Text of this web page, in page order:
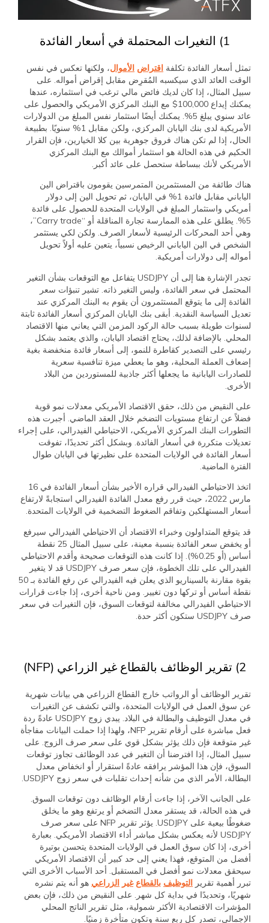
1) التغيرات المحتملة في أسعار الفائدة
تمثل أسعار الفائدة تكلفة اقتراض الأموال، ولكنها تعكس في نفس
الوقت العائد الذي سيكسبه المُقرِض مقابل إقراض أمواله. على
سبيل المثال، إذا كان لديك فائض مالي ترغب في استثماره، عندها
يمكنك إيداع 100,000$ مع البنك المركزي الأمريكي والحصول على
عائد سنوي يبلغ 5%. يمكنك أيضًا استثمار نفس المبلغ من الدولارات
الأمريكية لدى بنك اليابان المركزي، ولكن مقابل 1% سنويًا. بطبيعة
الحال، إذا لم تكن هناك فروق جوهرية بين كلا الخيارين، فإن القرار
الحكيم في هذه الحالة هو استثمار أموالك مع البنك المركزي
الأمريكي لأنك ببساطة ستحصل على عائد أكبر.
هناك طائفة من المستثمرين المتمرسين يقومون باقتراض الين
الياباني مقابل فائدة 1% في اليابان، ثم تحويل الين إلى دولار
أمريكي واستثمار المبلغ في الولايات المتحدة للحصول على فائدة
5%. يطلق على هذه الممارسة تجارة المناقلة أو “Carry trade”،
وهي أحد المحركات الرئيسية لأسعار الصرف. ولكن لكي يستثمر
الشخص في الين الياباني الرخيص نسبياً، يتعين عليه أولاً تحويل
أمواله إلى دولارات أمريكية.
تجدر الإشارة هنا إلى أن USDJPY يتفاعل مع التوقعات بشأن التغير
المحتمل في سعر الفائدة، وليس التغير ذاته. تشير تنبؤات سعر
الفائدة إلى ما يتوقع المستثمرون أن يقوم به البنك المركزي عند
تعديل السياسة النقدية. أبقى بنك اليابان المركزي أسعار الفائدة ثابتة
لسنوات طويلة بسبب حالة الركود المزمن التي يعاني منها الاقتصاد
المحلي. بالإضافة لذلك، يحتاج اقتصاد اليابان، والذي يعتمد بشكل
رئيسي على التصدير كقاطرة للنمو، إلى أسعار فائدة منخفضة بغية
إضعاف العملة المحلية، وهو ما يعطي ميزة تنافسية سعرية
للصادرات اليابانية ما يجعلها أكثر جاذبية للمستوردين من البلاد
الأخرى.
على النقيض من ذلك، حقق الاقتصاد الأمريكي معدلات نمو قوية
فضلاً عن ارتفاع مستويات التضخم خلال العقد الماضي. أجبرت هذه
التطورات البنك المركزي الأمريكي، الاحتياطي الفيدرالي، على إجراء
تعديلات متكررة في أسعار الفائدة. وبشكل أكثر تحديدًا، تفوقت
أسعار الفائدة في الولايات المتحدة على نظيرتها في اليابان طوال
الفترة الماضية.
اتخذ الاحتياطي الفيدرالي قراره الأخير بشأن أسعار الفائدة في 16
مارس 2022، حيث قرر رفع معدل الفائدة الفيدرالي استجابةً لارتفاع
أسعار المستهلكين وتفاقم الضغوط التضخمية في الولايات المتحدة.
قد يتوقع المتداولون وخبراء الاقتصاد أن الاحتياطي الفيدرالي سيرفع
أو يخفض سعر الفائدة بنسبة معينة، على سبيل المثال 25 نقطة
أساس (أو 0.25%). إذا كانت هذه التوقعات صحيحة وأقدم الاحتياطي
الفيدرالي على تلك الخطوة، فإن سعر صرف USDJPY قد لا يتغير
بقوة مقارنة بالسيناريو الذي يعلن فيه الفيدرالي عن رفع الفائدة بـ 50
نقطة أساس أو تركها دون تغيير. ومن ناحية أخرى، إذا جاءت قرارات
الاحتياطي الفيدرالي مخالفة لتوقعات السوق، فإن التغيرات في سعر
صرف USDJPY ستكون أكثر حدة.
2) تقرير الوظائف بالقطاع غير الزراعي (NFP)
تقرير الوظائف أو الرواتب خارج القطاع الزراعي هي بيانات شهرية
عن سوق العمل في الولايات المتحدة، والتي تكشف عن التغيرات
في معدل التوظيف والبطالة في البلاد. يبدي زوج USDJPY عادةً ردة
فعل مباشرة على أرقام تقرير NFP، ولهذا إذا حملت البيانات مفاجأة
غير متوقعة فإن ذلك يؤثر بشكل قوي على سعر صرف الزوج. على
سبيل المثال، إذا افترضنا أن التغير في عدد الوظائف تجاوز توقعات
السوق، فإن هذا المؤشر يرافقه عادةً استقرار أو انخفاض معدل
البطالة، الأمر الذي من شأنه إحداث تقلبات في سعر زوج USDJPY.
على الجانب الآخر، إذا جاءت أرقام الوظائف دون توقعات السوق.
في هذه الحالة، قد يستقر معدل التضخم أو يرتفع وهو ما يخلق
ضغوطًا بيعية على USDJPY. يؤثر تقرير NFP على سعر صرف
USDJPY لأنه يعكس بشكل مباشر أداء الاقتصاد الأمريكي. بعبارة
أخرى، إذا كان سوق العمل في الولايات المتحدة يتحسن بوتيرة
أفضل من المتوقع، فهذا يعني إلى حد كبير أن الاقتصاد الأمريكي
سيحقق معدلات نمو أفضل في المستقبل. أحد الأسباب الأخرى التي
تبرر أهمية تقرير التوظيف بالقطاع غير الزراعي هو أنه يتم نشره
شهريًا، وتحديدًا في بداية كل شهر. على النقيض من ذلك، فإن بعض
المؤشرات الاقتصادية الأكثر شمولية، مثل تقرير الناتج المحلي
الإجمالي، تصدر كل ربع سنة وتكون متأخرة زمنيًا.